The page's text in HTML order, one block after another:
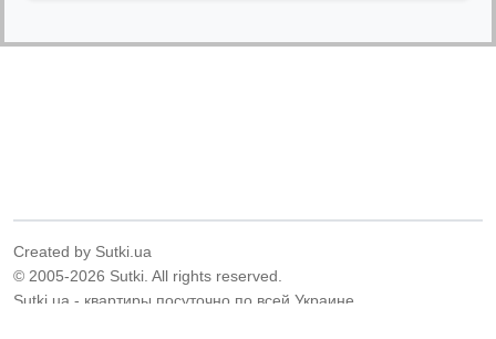
Created by Sutki.ua
© 2005-2026 Sutki. All rights reserved.
Sutki.ua - квартиры посуточно по всей Украине.